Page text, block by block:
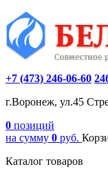
+7 (473) 246-06-60
г.Воронеж, ул.45
0 позиций
на сумму 0 руб.
Каталог товаров